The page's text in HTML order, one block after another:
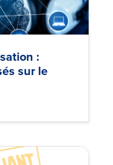
:
sur le